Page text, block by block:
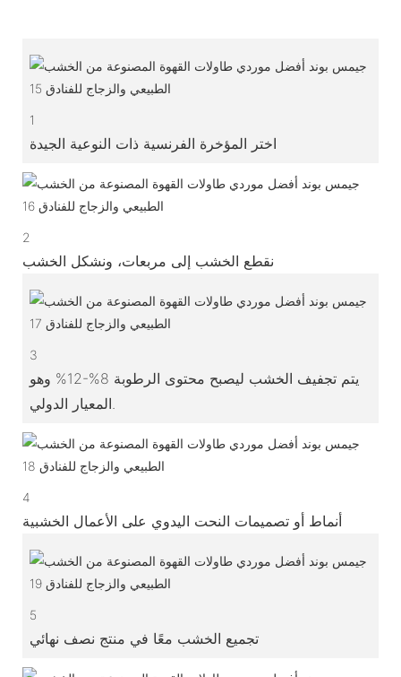
1
اختر المؤخرة الفرنسية ذات النوعية الجيدة
2
نقطع الخشب إلى مربعات، ونشكل الخشب
3
يتم تجفيف الخشب ليصبح محتوى الرطوبة 8%-12% وهو
4
أنماط أو تصميمات النحت اليدوي على الأعمال الخشبية
5
تجميع الخشب معًا في منتج نصف نهائي